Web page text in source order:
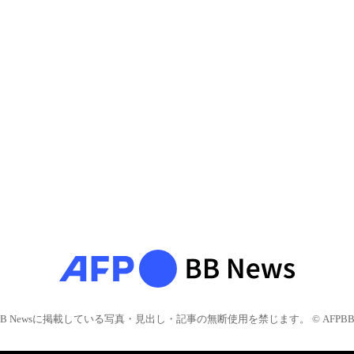
Newsに掲載している写真・見出し・記事の無断使用を禁じます。 © AFPBB